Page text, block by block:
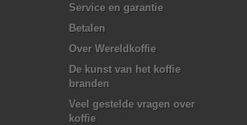
Service en garantie
Betalen
Over Wereldkoffie
De kunst van het koffie
branden
Veel gestelde vragen over
koffie